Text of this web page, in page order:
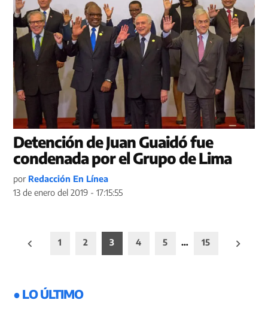
Detención de Juan Guaidó fue
condenada por el Grupo de Lima
por Redacción En Línea
13 de enero del 2019 - 17:15:55
Paginación
1 2 3 4 5 … 15
● LO ÚLTIMO